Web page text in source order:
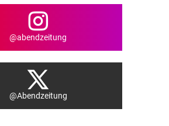
@abendzeitung
@Abendzeitung